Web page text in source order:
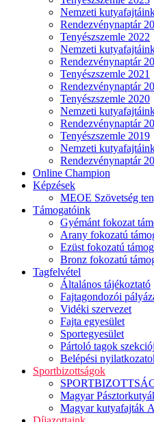
Nemzeti
Rendezvénynaptár
Tenyészszemle 2022
Nemzeti
Rendezvénynaptár
Tenyészszemle 2021
Rendezvénynaptár
Tenyészszemle 2020
Nemzeti
Rendezvénynaptár
Tenyészszemle 2019
Nemzeti
Rendezvénynaptár
Online Champion
Képzések
MEOE Szövetség
Támogatóink
Gyémánt fokozat
Arany fokozatú
Ezüst fokozatú
Bronz fokozatú
Tagfelvétel
Általános tájékoztató
Fajtagondozói
Vidéki szervezet
Fajta egyesület
Sportegyesület
Pártoló tagok
Belépési
Sportbizottságok
Magyar
Magyar kutyafajták